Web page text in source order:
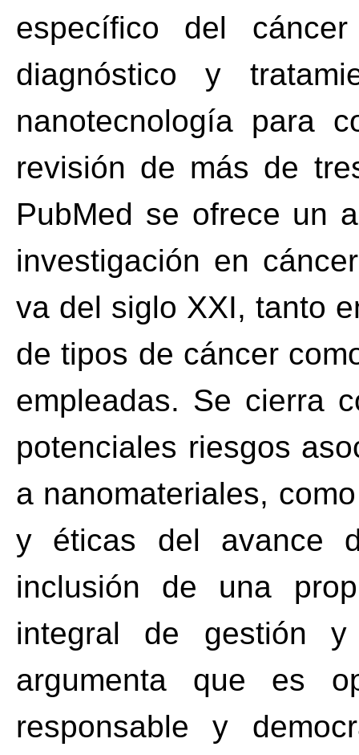
específico del
diagnóstico y
nanotecnología para
revisión de más de
PubMed se ofrece un
investigación en
va del siglo XXI, tanto
de tipos de cáncer
empleadas. Se cierra
potenciales riesgos
a nanomateriales,
y éticas del avance
inclusión de una
integral de gestión
argumenta que es
responsable y